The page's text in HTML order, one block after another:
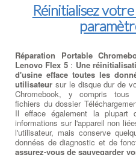
Réinitialisez
Réparation Portable
Lenovo Flex 5: Une
d'usine efface toutes les
utilisateur sur le disque dur de
Chromebook, y compris tous
fichiers du dossier
Il efface également la plupart
informations sur l'appareil non
l'utilisateur, mais conserve
données de diagnostic et de
assurez-vous de sauvegarder